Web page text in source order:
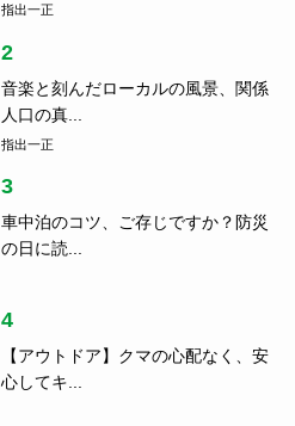
指出一正
2
音楽と刻んだローカルの風景、関係
人口の真...
指出一正
3
車中泊のコツ、ご存じですか？防災
の日に読...
4
【アウトドア】クマの心配なく、安
心してキ...